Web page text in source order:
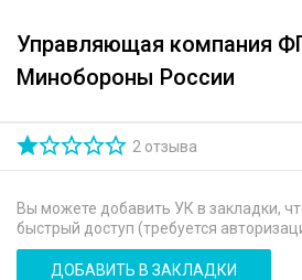
Управляющая компания
Минобороны России
2 отзыва
Вы можете добавить УК в закладки,
быстрый доступ (требуется
ДОБАВИТЬ В ЗАКЛАДКИ